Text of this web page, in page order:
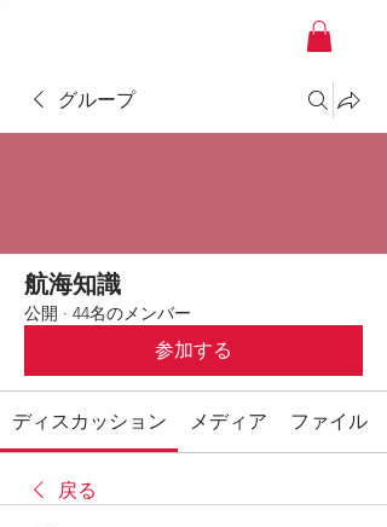
グループ
航海知識
公開 · 44名のメンバー
参加する
ディスカッション メディア ファイル
戻る